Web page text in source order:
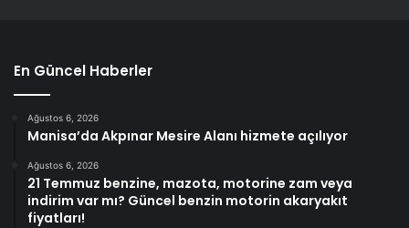
En Güncel Haberler
Ağustos 6, 2026
Manisa’da Akpınar Mesire Alanı hizmete açılıyor
Ağustos 6, 2026
21 Temmuz benzine, mazota, motorine zam veya
indirim var mı? Güncel benzin motorin akaryakıt
fiyatları!